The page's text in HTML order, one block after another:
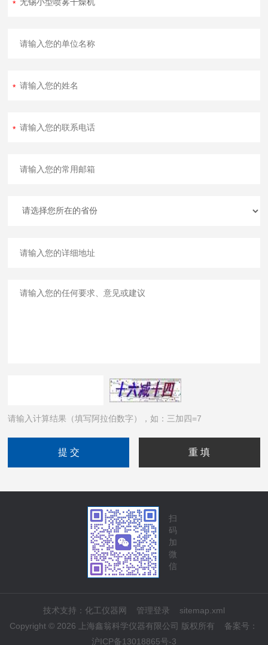
请输入计算结果（填写阿拉伯数字），如：三加四=7
扫
码
加
微
信
技术支持： 化工仪器网 管理登录
sitemap.xml
Copyright © 2026 上海鑫翁科学仪器有限公司 版权所有 备案号：
沪ICP备13018865号-3